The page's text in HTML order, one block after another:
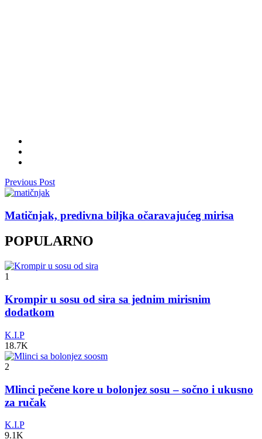
Previous Post
Matičnjak, predivna biljka očaravajućeg mirisa
POPULARNO
1
Krompir u sosu od sira sa jednim mirisnim
dodatkom
K.I.P
18.7K
2
Mlinci pečene kore u bolonjez sosu – sočno i ukusno
za ručak
K.I.P
9.1K